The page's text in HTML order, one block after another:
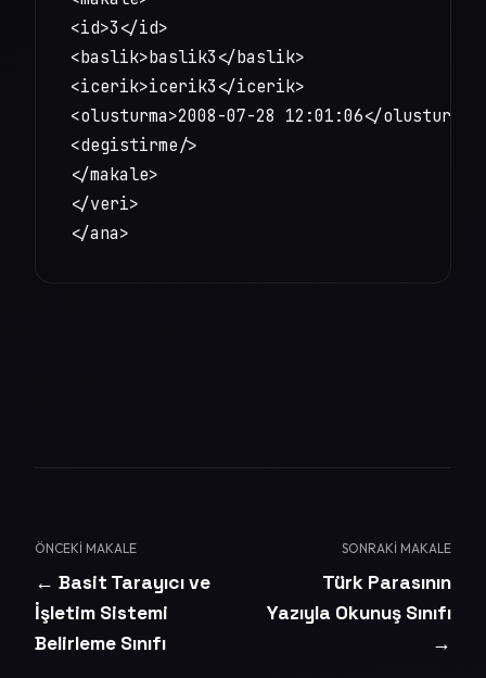
<id>3</id>
<baslik>baslik3</baslik>
<icerik>icerik3</icerik>
<olusturma>2008-07-28 12:01:06</olusturma>
<degistirme/>
</makale>
</veri>
</ana>
ÖNCEKI MAKALE
← Basit Tarayıcı ve
İşletim Sistemi
Belirleme Sınıfı
SONRAKI MAKALE
Türk Parasının
Yazıyla Okunuş Sınıfı
→